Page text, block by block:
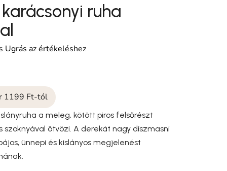
ruha
értékelése 5-ből 0,0 csillag.
Ugrás az értékeléshez
1199 Ft-tól
a meleg, kötött piros felsőrészt
szoknyával ötvözi. A derekát nagy díszmasni
ünnepi és kislányos megjelenést